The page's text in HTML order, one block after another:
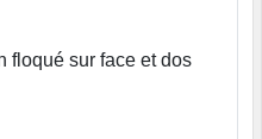
floqué sur face et dos